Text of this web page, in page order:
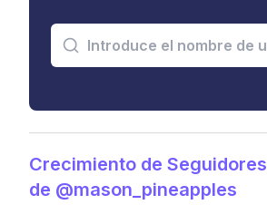
Crecimiento de Seguidores
de @mason_pineapples